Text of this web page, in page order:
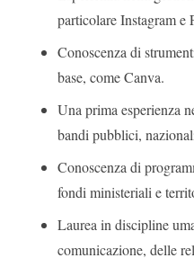
particolare Instagram e
Conoscenza di
base, come Canva.
Una prima esperienza
bandi pubblici,
Conoscenza di
fondi ministeriali e
Laurea in discipline
comunicazione, delle